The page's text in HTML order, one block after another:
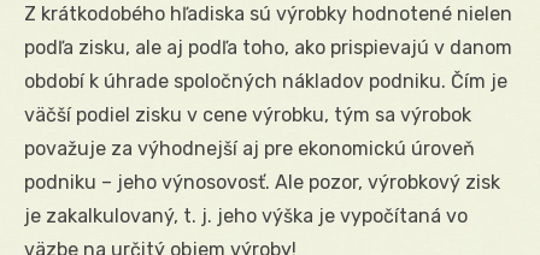
Z krátkodobého hľadiska sú výrobky hodnotené nielen
podľa zisku, ale aj podľa toho, ako prispievajú v danom
období k úhrade spoločných nákladov podniku. Čím je
väčší podiel zisku v cene výrobku, tým sa výrobok
považuje za výhodnejší aj pre ekonomickú úroveň
podniku – jeho výnosovosť. Ale pozor, výrobkový zisk
je zakalkulovaný, t. j. jeho výška je vypočítaná vo
väzbe na určitý objem výroby!